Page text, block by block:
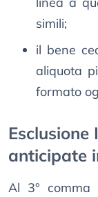
simili;
il bene
aliquota
formato
anticipate
Al 3° comma